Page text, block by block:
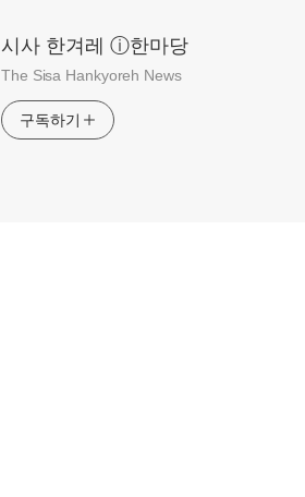
시사 한겨레 ⓘ한마당
The Sisa Hankyoreh News
구독하기